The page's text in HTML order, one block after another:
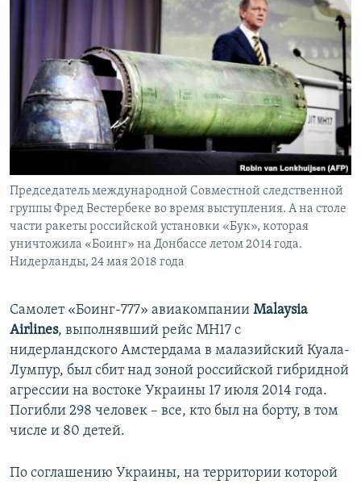
Председатель международной Совместной следственной
группы Фред Вестербеке во время выступления. А на столе
части ракеты российской установки «Бук», которая
уничтожила «Боинг» на Донбассе летом 2014 года.
Нидерланды, 24 мая 2018 года
Самолет «Боинг-777» авиакомпании Malaysia
Airlines, выполнявший рейс MH17 с
нидерландского Амстердама в малазийский Куала-
Лумпур, был сбит над зоной российской гибридной
агрессии на востоке Украины 17 июля 2014 года.
Погибли 298 человек – все, кто был на борту, в том
числе и 80 детей.
По соглашению Украины, на территории которой